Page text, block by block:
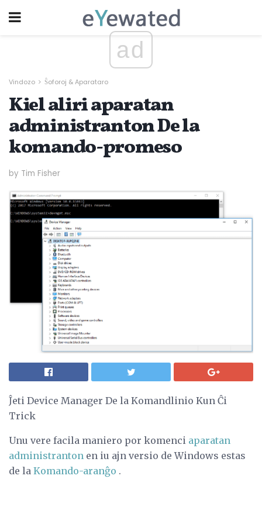
ad
Vindozo Ŝoforoj & Aparataro
Kiel aliri aparatan
administranton De la
komando-promeso
by Tim Fisher
Ĵeti Device Manager De la Komandlinio Kun Ĉi
Trick
Unu vere facila maniero por komenci aparatan
administranton en iu ajn versio de Windows estas
de la Komando-aranĝo .